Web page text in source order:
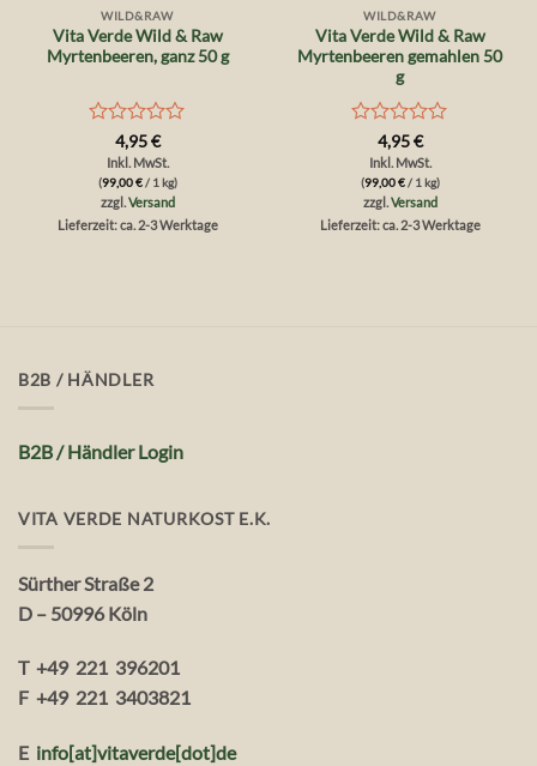
WILD&RAW
Vita Verde Wild & Raw
Myrtenbeeren, ganz 50 g
Bewertet
mit
0
von
4,95€
Inkl. MwSt.
(99,00€/ 1 kg)
zzgl.Versand
Lieferzeit: ca. 2-3 Werktage
WILD&RAW
Vita Verde Wild & Raw
Myrtenbeeren gemahlen 50
g
Bewertet
mit
0
von
4,95€
Inkl. MwSt.
(99,00€/ 1 kg)
zzgl.Versand
Lieferzeit: ca. 2-3 Werktage
B2B / HÄNDLER
B2B / Händler Login
VITA VERDE NATURKOST E.K.
Sürther Straße 2
D – 50996 Köln
T +49 221 396201
F +49 221 3403821
E info[at]vitaverde[dot]de